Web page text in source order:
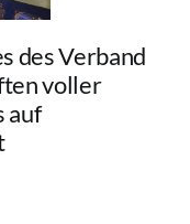
des Verband
voller
auf